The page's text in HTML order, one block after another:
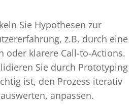
Sie Hypothesen zur
z.B. durch eine
oder klarere Call-to-Actions.
Sie durch Prototyping
ist, den Prozess iterativ
anpassen.